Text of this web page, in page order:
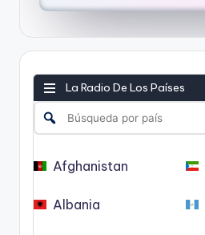
La Radio De Los Países
Afghanistan
Albania